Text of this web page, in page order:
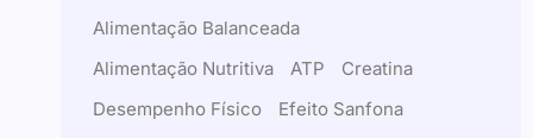
Alimentação Balanceada
Alimentação Nutritiva
ATP
Creatina
Desempenho Físico
Efeito Sanfona